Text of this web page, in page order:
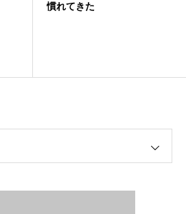
慣れてきた